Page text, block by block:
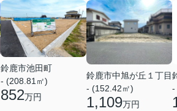
鈴鹿市池田町
- (208.81㎡)
852万円
鈴鹿市中旭が丘１丁目
- (152.42㎡)
1,109万円
-